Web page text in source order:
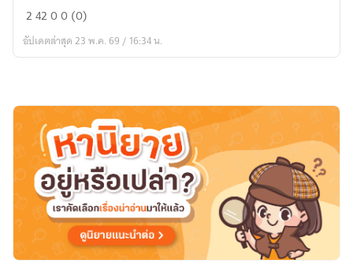
ลิขิต
ใกล้
24200 (0)
อัปเดตล่าสุด 23 พ.ค. 69 / 16:34 น.